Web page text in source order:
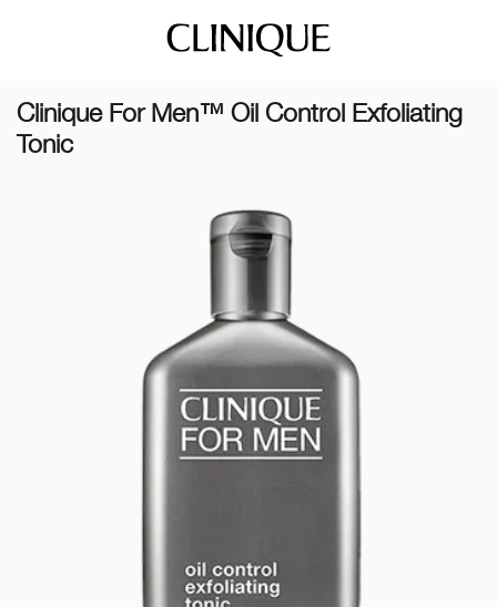
Clinique For Men™ Oil Control Exfoliating
Tonic